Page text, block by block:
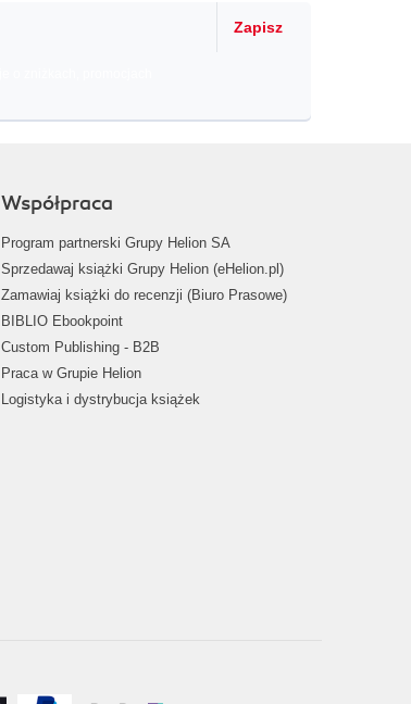
Zapisz
Współpraca
Program partnerski Grupy Helion SA
Sprzedawaj książki Grupy Helion (eHelion.pl)
Zamawiaj książki do recenzji (Biuro Prasowe)
BIBLIO Ebookpoint
Custom Publishing - B2B
Praca w Grupie Helion
Logistyka i dystrybucja książek